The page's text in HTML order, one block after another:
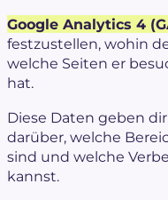
Google Analytics 4
festzustellen, wohin
welche Seiten er
hat.
Diese Daten geben
darüber, welche
sind und welche
kannst.